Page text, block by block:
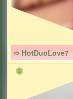
➩ HotDuoLove7